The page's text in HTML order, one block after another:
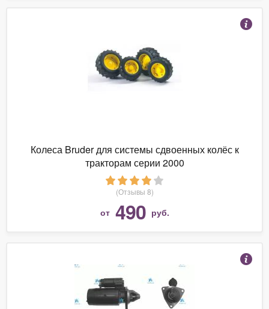
Колеса Bruder для системы сдвоенных колёс к
тракторам серии 2000
(Отзывы 8)
от 490 руб.